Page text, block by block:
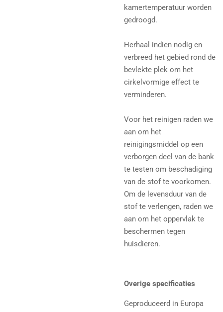
kamertemperatuur worden
gedroogd.
Herhaal indien nodig en
verbreed het gebied rond de
bevlekte plek om het
cirkelvormige effect te
verminderen.
Voor het reinigen raden we
aan om het
reinigingsmiddel op een
verborgen deel van de bank
te testen om beschadiging
van de stof te voorkomen.
Om de levensduur van de
stof te verlengen, raden we
aan om het oppervlak te
beschermen tegen
huisdieren.
Overige specificaties
Geproduceerd in Europa